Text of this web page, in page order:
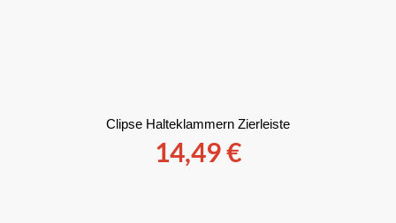
Clipse Halteklammern Zierleiste
14,49€